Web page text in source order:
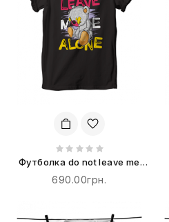
Футболка do not leave me
alone
690.00грн.